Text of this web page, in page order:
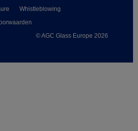
© AGC Glass Europe 2026
Whistleblowing